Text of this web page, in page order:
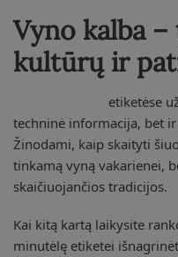
Vyno kalba
kultūrų ir
etiketėse
techninė informacija, bet
Žinodami, kaip skaityti
tinkamą vyną vakarienei,
skaičiuojančios tradicijos.
Kai kitą kartą laikysite
minutėlę etiketei